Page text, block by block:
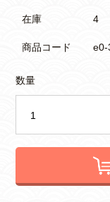
在庫 4
商品コード e0-
数量